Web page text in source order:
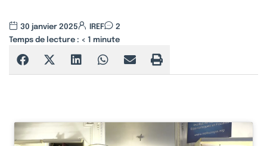
30 janvier 2025 IREF
2
Temps de lecture : < 1 minute